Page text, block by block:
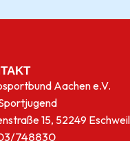
Aachen e.V.
15, 52249
748830